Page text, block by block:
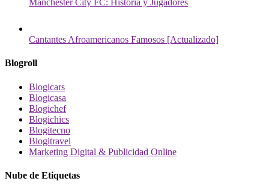
Manchester City FC: Historia y Jugadores
Cantantes Afroamericanos Famosos [Actualizado]
Blogroll
Blogicars
Blogicasa
Blogichef
Blogichics
Blogitecno
Blogitravel
Marketing Digital & Publicidad Online
Nube de Etiquetas